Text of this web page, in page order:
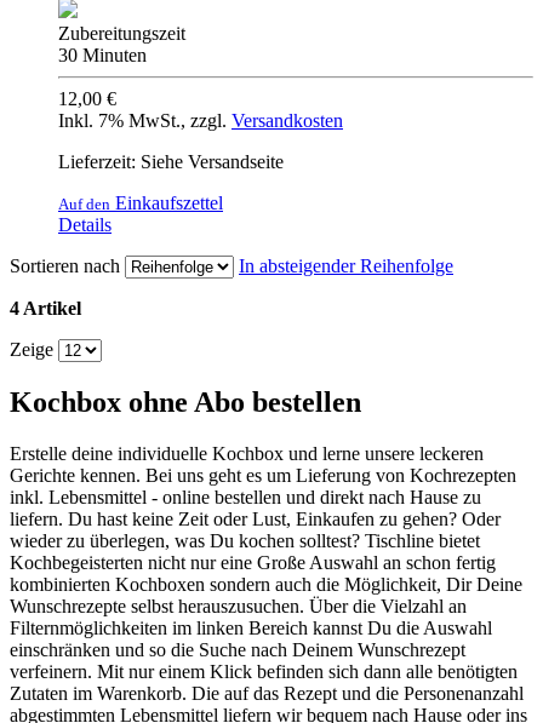
Zubereitungszeit
30 Minuten
12,00 €
Inkl. 7% MwSt., zzgl. Versandkosten
Lieferzeit: Siehe Versandseite
Auf den Einkaufszettel
Details
Sortieren nach
In absteigender Reihenfolge
4 Artikel
Zeige
Kochbox ohne Abo bestellen
Erstelle deine individuelle Kochbox und lerne unsere leckeren
Gerichte kennen. Bei uns geht es um Lieferung von Kochrezepten
inkl. Lebensmittel - online bestellen und direkt nach Hause zu
liefern. Du hast keine Zeit oder Lust, Einkaufen zu gehen? Oder
wieder zu überlegen, was Du kochen solltest? Tischline bietet
Kochbegeisterten nicht nur eine Große Auswahl an schon fertig
kombinierten Kochboxen sondern auch die Möglichkeit, Dir Deine
Wunschrezepte selbst herauszusuchen. Über die Vielzahl an
Filternmöglichkeiten im linken Bereich kannst Du die Auswahl
einschränken und so die Suche nach Deinem Wunschrezept
verfeinern. Mit nur einem Klick befinden sich dann alle benötigten
Zutaten im Warenkorb. Die auf das Rezept und die Personenanzahl
abgestimmten Lebensmittel liefern wir bequem nach Hause oder ins